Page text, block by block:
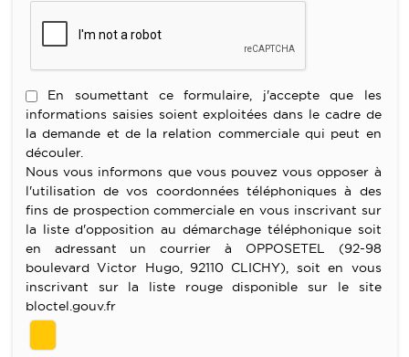
En soumettant ce formulaire, j'accepte que les
informations saisies soient exploitées dans le cadre de
la demande et de la relation commerciale qui peut en
découler.
Nous vous informons que vous pouvez vous opposer à
l'utilisation de vos coordonnées téléphoniques à des
fins de prospection commerciale en vous inscrivant sur
la liste d'opposition au démarchage téléphonique soit
en adressant un courrier à OPPOSETEL (92-98
boulevard Victor Hugo, 92110 CLICHY), soit en vous
inscrivant sur la liste rouge disponible sur le site
bloctel.gouv.fr